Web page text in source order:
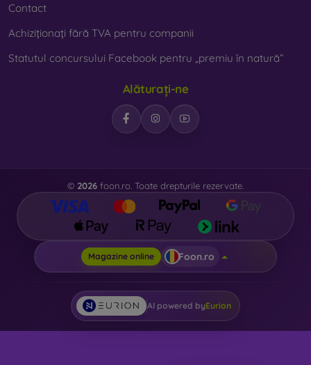
Contact
Achiziționați fără TVA pentru companii
Statutul concursului Facebook pentru „premiu în natură”
Alăturați-ne
© 2026 foon.ro. Toate drepturile rezervate.
Magazine online Foon.ro
AI powered byEurion